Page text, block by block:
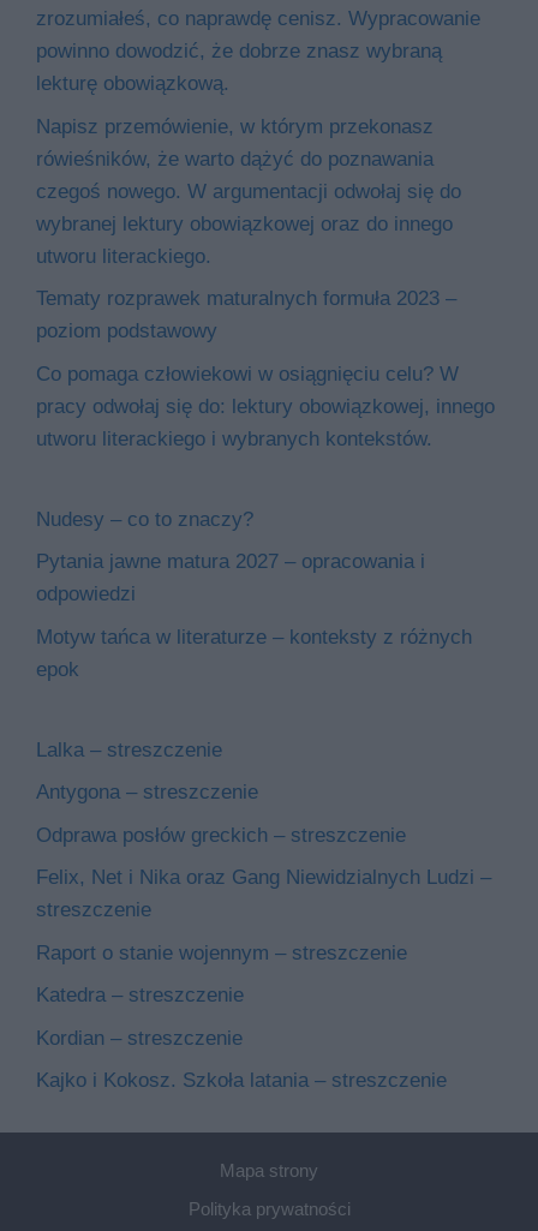
zrozumiałeś, co naprawdę cenisz. Wypracowanie
powinno dowodzić, że dobrze znasz wybraną
lekturę obowiązkową.
Napisz przemówienie, w którym przekonasz
rówieśników, że warto dążyć do poznawania
czegoś nowego. W argumentacji odwołaj się do
wybranej lektury obowiązkowej oraz do innego
utworu literackiego.
Tematy rozprawek maturalnych formuła 2023 –
poziom podstawowy
Co pomaga człowiekowi w osiągnięciu celu? W
pracy odwołaj się do: lektury obowiązkowej, innego
utworu literackiego i wybranych kontekstów.
Nudesy – co to znaczy?
Pytania jawne matura 2027 – opracowania i
odpowiedzi
Motyw tańca w literaturze – konteksty z różnych
epok
Lalka – streszczenie
Antygona – streszczenie
Odprawa posłów greckich – streszczenie
Felix, Net i Nika oraz Gang Niewidzialnych Ludzi –
streszczenie
Raport o stanie wojennym – streszczenie
Katedra – streszczenie
Kordian – streszczenie
Kajko i Kokosz. Szkoła latania – streszczenie
Mapa strony
Polityka prywatności